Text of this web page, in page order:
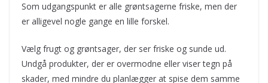
Som udgangspunkt er alle grøntsagerne friske, men der
er alligevel nogle gange en lille forskel.
Vælg frugt og grøntsager, der ser friske og sunde ud.
Undgå produkter, der er overmodne eller viser tegn på
skader, med mindre du planlægger at spise dem samme